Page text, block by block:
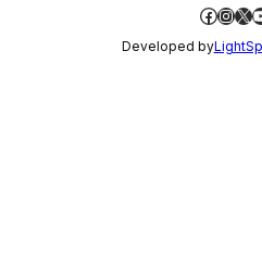
X
Developed by